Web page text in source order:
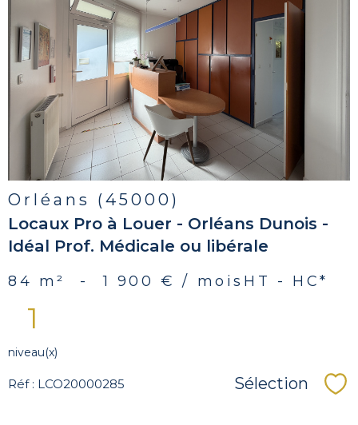
voir le
bien
Orléans (45000)
Locaux Pro à Louer - Orléans Dunois -
Idéal Prof. Médicale ou libérale
84 m² - 1 900 € / mois HT - HC*
1
niveau(x)
Réf : LCO20000285 Sélection